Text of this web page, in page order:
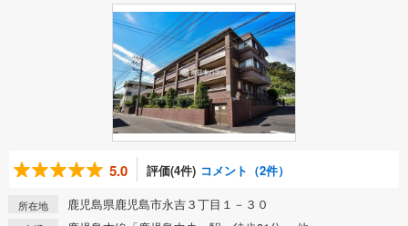
5.0 評価(4件) コメント（2件）
所在地 鹿児島県鹿児島市永吉３丁目１－３０